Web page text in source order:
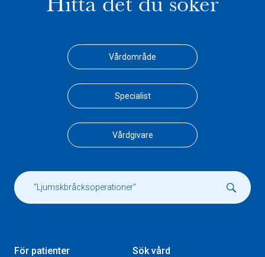
Vårdområde
Specialist
Vårdgivare
För patienter
Sök vård